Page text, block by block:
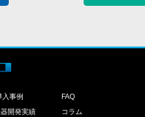
入事例
開発実績
FAQ
コラム